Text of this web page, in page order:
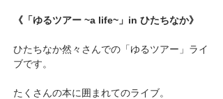
《「ゆるツアー ~a life~」in ひたちなか》
ひたちなか然々さんでの「ゆるツアー」ライ
ブです。
たくさんの本に囲まれてのライブ。